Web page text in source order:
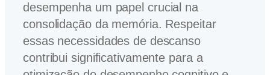
desempenha um papel crucial na
consolidação da memória. Respeitar
essas necessidades de descanso
contribui significativamente para a